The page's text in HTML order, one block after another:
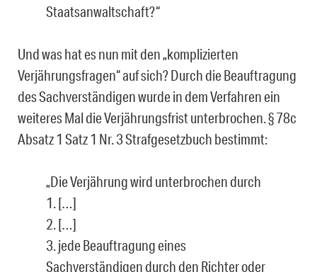
Staatsanwaltschaft?“
Und was hat es nun mit den „komplizierten
Verjährungsfragen“ auf sich? Durch die Beauftragung
des Sachverständigen wurde in dem Verfahren ein
weiteres Mal die Verjährungsfrist unterbrochen. § 78c
Absatz 1 Satz 1 Nr. 3 Strafgesetzbuch bestimmt:
„Die Verjährung wird unterbrochen durch
1. […]
2. […]
3. jede Beauftragung eines
Sachverständigen durch den Richter oder